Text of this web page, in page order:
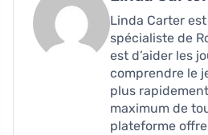
Linda Carter
spécialiste de
est d’aider les
comprendre le
plus
maximum de
plateforme